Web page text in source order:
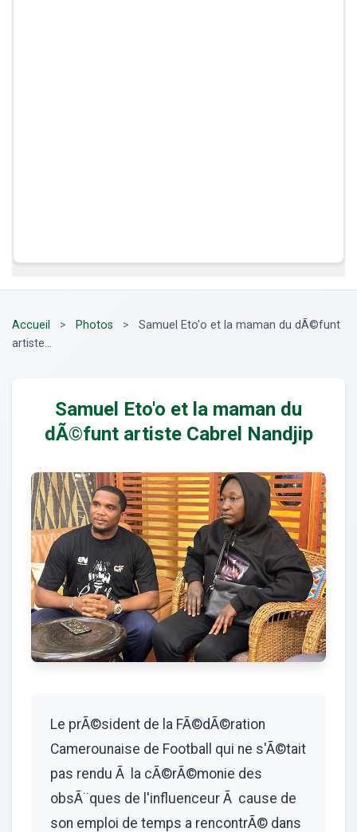
Accueil > Photos >
Samuel Eto'o et la maman du dÃ©funt
artiste...
Samuel Eto'o et la maman du
dÃ©funt artiste Cabrel Nandjip
Le prÃ©sident de la FÃ©dÃ©ration
Camerounaise de Football qui ne s'Ã©tait
pas rendu Ã la cÃ©rÃ©monie des
obsÃ¨ques de l'influenceur Ã cause de
son emploi de temps a rencontrÃ© dans